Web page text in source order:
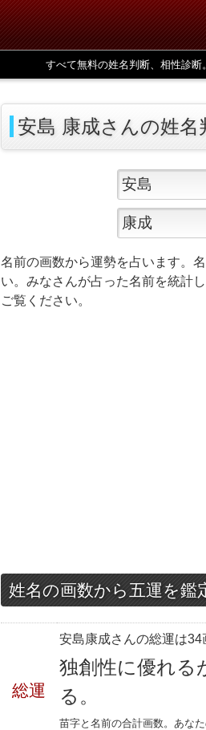
すべて無料の姓名判断、相性診
安島 康成さんの姓
名前の画数から運勢を占います。
い。みなさんが占った名前を統計
ご覧ください。
姓名の画数から五運を鑑
総運
安島康成さんの総運は34
独創性に優れる
る。
苗字と名前の合計画数。あな